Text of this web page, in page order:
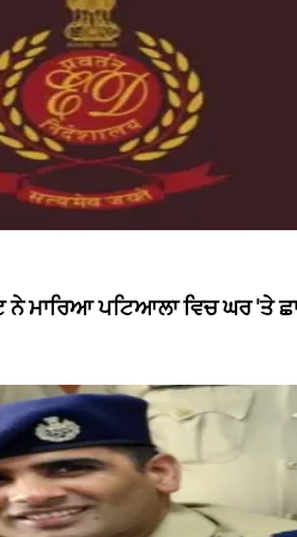
ਮਾਰਿਆ ਪਟਿਆਲਾ ਵਿਚ ਘਰ 'ਤੇ